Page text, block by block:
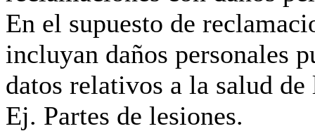
En el supuesto de
incluyan daños personales
datos relativos a la salud de
Ej. Partes de lesiones.